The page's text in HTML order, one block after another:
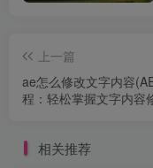
上一篇
ae怎么修改文字内容
程：轻松掌握文字内容
相关推荐